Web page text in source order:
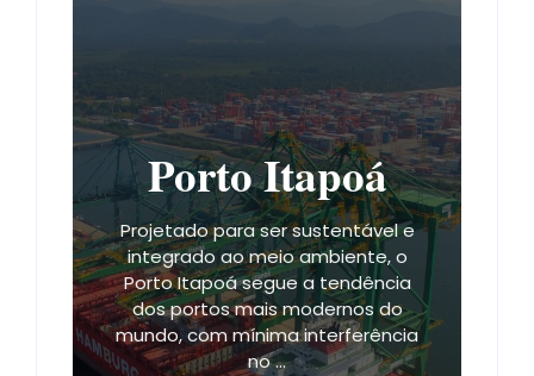
Porto Itapoá
Projetado para ser sustentável e
integrado ao meio ambiente, o
Porto Itapoá segue a tendência
dos portos mais modernos do
mundo, com mínima interferência
no ...